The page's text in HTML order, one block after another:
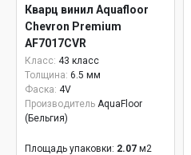
Кварц винил Aquafloor
Chevron Premium
AF7017CVR
Класс: 43 класс
Толщина: 6.5 мм
Фаска: 4V
Производитель AquaFloor
(Бельгия)
Площадь упаковки: 2.07 м2